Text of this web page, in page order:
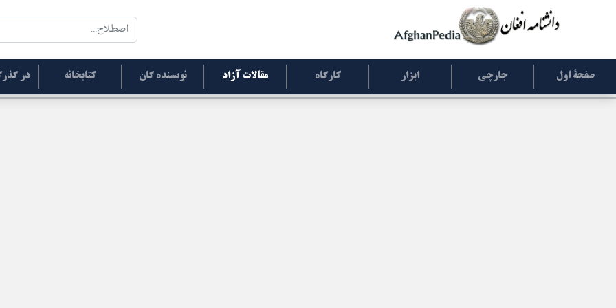
صفحۀ اول جارچی ابزار کارگاه مقالات آزاد نویسنده گان کتابخانه در